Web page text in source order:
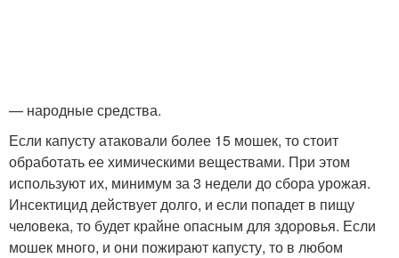
— народные средства.
Если капусту атаковали более 15 мошек, то стоит
обработать ее химическими веществами. При этом
используют их, минимум за 3 недели до сбора урожая.
Инсектицид действует долго, и если попадет в пищу
человека, то будет крайне опасным для здоровья. Если
мошек много, и они пожирают капусту, то в любом